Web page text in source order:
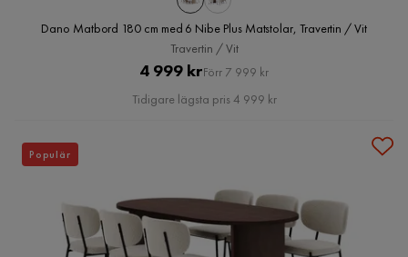
Dano Matbord 180 cm med 6 Nibe Plus Matstolar, Travertin / Vit
Travertin / Vit
Pris
4 999 krOriginal
Pris
Förr 7 999 kr
Tidigare lägsta pris 4 999 kr
Populär